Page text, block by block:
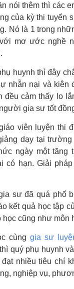
nói thêm thì các
của kỳ thi tuyển
Nó là 1 trong
mơ ước nghề
huynh thì đây
nhẫn nại và kiên
đều cảm thấy lo
gia sư tốt
viên luyện thi
dạy tại
ngày một tăng
có hạn. Giải
sư đã quá phổ
kết quả học tập
học cũng như môn
cùng gia sư
quý phụ huynh
nhiều tiêu chí
nghiệp vụ,